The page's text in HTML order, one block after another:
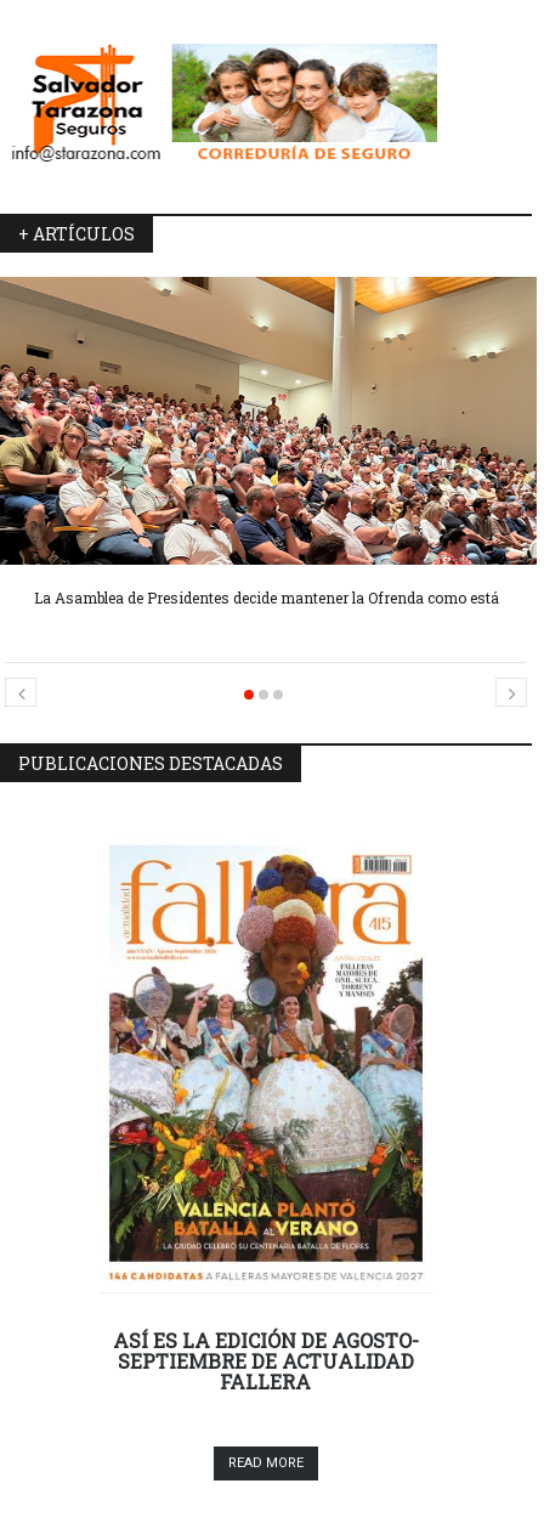
+ ARTÍCULOS
La Asamblea de Presidentes decide mantener la Ofrenda como está
Candidatas Preseleccionadas por el sector Olivereta
Candidatas Preseleccionadas por el sector Sector La Seu-La Xerea-El
Mercat
PUBLICACIONES DESTACADAS
ASÍ ES LA EDICIÓN DE AGOSTO-
SEPTIEMBRE DE ACTUALIDAD
FALLERA
READ MORE